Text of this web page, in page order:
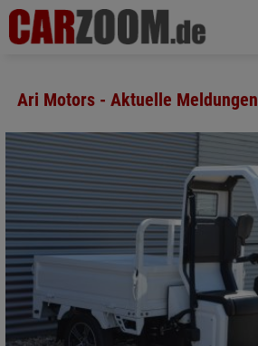
Ari Motors - Aktuelle Meldungen